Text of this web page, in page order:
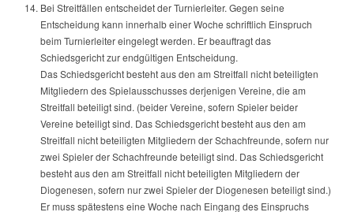
Bei Streitfällen entscheidet der Turnierleiter. Gegen seine
Entscheidung kann innerhalb einer Woche schriftlich Einspruch
beim Turnierleiter eingelegt werden. Er beauftragt das
Schiedsgericht zur endgültigen Entscheidung.
Das Schiedsgericht besteht aus den am Streitfall nicht beteiligten
Mitgliedern des Spielausschusses derjenigen Vereine, die am
Streitfall beteiligt sind. (beider Vereine, sofern Spieler beider
Vereine beteiligt sind. Das Schiedsgericht besteht aus den am
Streitfall nicht beteiligten Mitgliedern der Schachfreunde, sofern nur
zwei Spieler der Schachfreunde beteiligt sind. Das Schiedsgericht
besteht aus den am Streitfall nicht beteiligten Mitgliedern der
Diogenesen, sofern nur zwei Spieler der Diogenesen beteiligt sind.)
Er muss spätestens eine Woche nach Eingang des Einspruchs